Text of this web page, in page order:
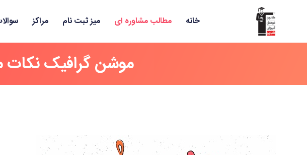
خانه مطالب مشاوره ای میز ثبت نام مراکز
موشن گرافیک نکات